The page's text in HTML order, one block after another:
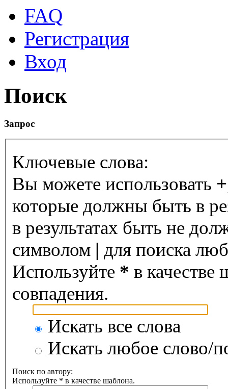
FAQ
Регистрация
Вход
Поиск
Запрос
Ключевые слова:
Вы можете использовать +
которые должны быть в
в результатах быть не
символом | для поиска
Используйте * в качестве
совпадения.
Искать все слова
Искать любое слово/
Поиск по автору:
Используйте * в качестве шаблона.